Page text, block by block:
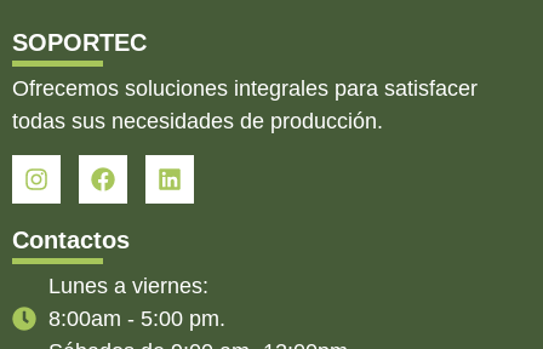
SOPORTEC
Ofrecemos soluciones integrales para satisfacer
todas sus necesidades de producción.
Contactos
Lunes a viernes:
8:00am - 5:00 pm.